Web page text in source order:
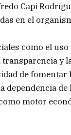
Capi
en el
como el
y
de
dependencia
motor